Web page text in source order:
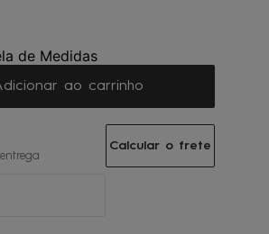
de Medidas
ao carrinho
Calcular o frete